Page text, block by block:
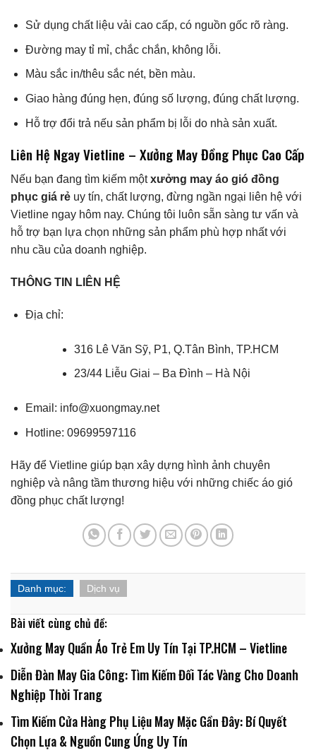
Sử dụng chất liệu vải cao cấp, có nguồn gốc rõ ràng.
Đường may tỉ mỉ, chắc chắn, không lỗi.
Màu sắc in/thêu sắc nét, bền màu.
Giao hàng đúng hẹn, đúng số lượng, đúng chất lượng.
Hỗ trợ đổi trả nếu sản phẩm bị lỗi do nhà sản xuất.
Liên Hệ Ngay Vietline – Xưởng May Đồng Phục Cao Cấp
Nếu bạn đang tìm kiếm mộtxưởng may áo gió đồng
phục giá rẻ uy tín, chất lượng, đừng ngần ngại liên hệ với
Vietline ngay hôm nay. Chúng tôi luôn sẵn sàng tư vấn và
hỗ trợ bạn lựa chọn những sản phẩm phù hợp nhất với
nhu cầu của doanh nghiệp.
THÔNG TIN LIÊN HỆ
Địa chỉ:
316 Lê Văn Sỹ, P1, Q.Tân Bình, TP.HCM
23/44 Liễu Giai – Ba Đình – Hà Nội
Email: info@xuongmay.net
Hotline: 09699597116
Hãy để Vietline giúp bạn xây dựng hình ảnh chuyên
nghiệp và nâng tầm thương hiệu với những chiếc áo gió
đồng phục chất lượng!
Danh mục: Dịch vụ
Bài viết cùng chủ đề:
Xưởng May Quần Áo Trẻ Em Uy Tín Tại TP.HCM – Vietline
Diễn Đàn May Gia Công: Tìm Kiếm Đối Tác Vàng Cho Doanh
Nghiệp Thời Trang
Tìm Kiếm Cửa Hàng Phụ Liệu May Mặc Gần Đây: Bí Quyết
Chọn Lựa & Nguồn Cung Ứng Uy Tín